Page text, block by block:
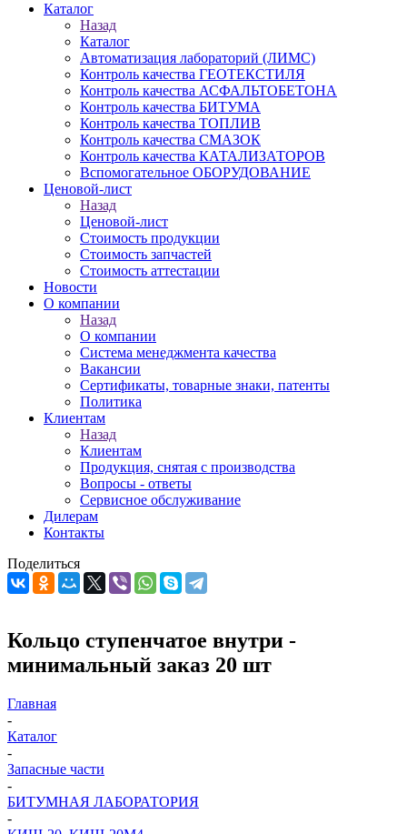
Каталог
Назад
Каталог
Автоматизация лабораторий (ЛИМС)
Контроль качества ГЕОТЕКСТИЛЯ
Контроль качества АСФАЛЬТОБЕТОНА
Контроль качества БИТУМА
Контроль качества ТОПЛИВ
Контроль качества СМАЗОК
Контроль качества КАТАЛИЗАТОРОВ
Вспомогательное ОБОРУДОВАНИЕ
Ценовой-лист
Назад
Ценовой-лист
Стоимость продукции
Стоимость запчастей
Стоимость аттестации
Новости
О компании
Назад
О компании
Система менеджмента качества
Вакансии
Сертификаты, товарные знаки, патенты
Политика
Клиентам
Назад
Клиентам
Продукция, снятая с производства
Вопросы - ответы
Сервисное обслуживание
Дилерам
Контакты
Поделиться
Кольцо ступенчатое внутри -
минимальный заказ 20 шт
Главная
-
Каталог
-
Запасные части
-
БИТУМНАЯ ЛАБОРАТОРИЯ
-